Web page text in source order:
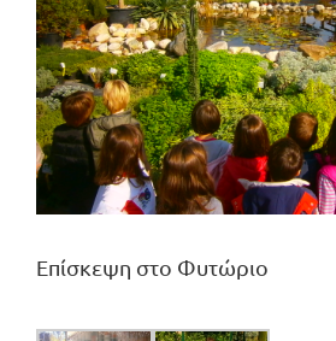
Επίσκεψη στο Φυτώριο